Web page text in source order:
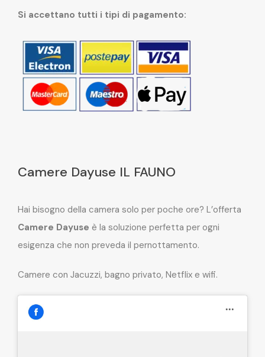
Si accettano tutti i tipi di pagamento:
Camere Dayuse IL FAUNO
Hai bisogno della camera solo per poche ore? L’offerta
Camere Dayuse è la soluzione perfetta per ogni
esigenza che non preveda il pernottamento.
Camere con Jacuzzi, bagno privato, Netflix e wifi.